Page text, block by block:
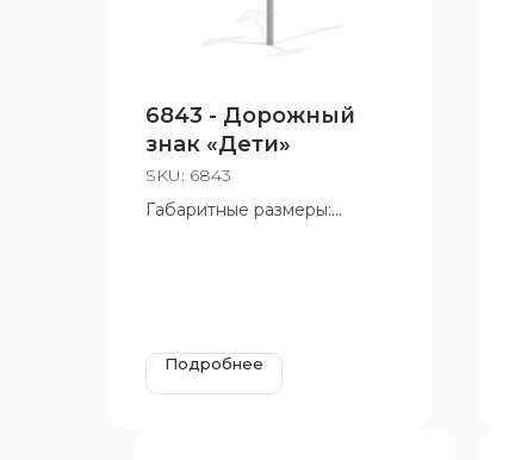
6843 - Дорожный
знак «Дети»
SKU: 6843
Габаритные размеры:
Подробнее